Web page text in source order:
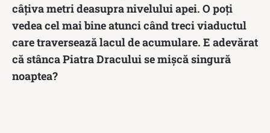
câţiva metri deasupra nivelului apei. O poţi
vedea cel mai bine atunci când treci viaductul
care traversează lacul de acumulare. E adevărat
că stânca Piatra Dracului se mișcă singură
noaptea?